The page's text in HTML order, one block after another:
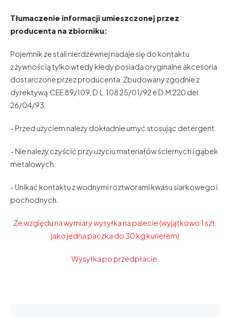
Tłumaczenie informacji umieszczonej przez
producenta na zbiorniku:
Pojemnik ze stali nierdzewnej nadaje się do kontaktu
z żywnością tylko wtedy kiedy posiada oryginalne akcesoria
dostarczone przez producenta. Zbudowany zgodnie z
dyrektywą CEE 89/109, D.L. 108 25/01/92 e D.M.220 del
26/04/93.
- Przed użyciem należy dokładnie umyć stosując detergent.
- Nie należy czyścić przy użyciu materiałów ściernych i gąbek
metalowych.
- Unikać kontaktu z wodnymi roztworami kwasu siarkowego i
pochodnych.
Ze względu na wymiary wysyłka na palecie (wyjątkowo 1 szt.
jako jedna paczka do 30 kg kurierem)
Wysyłka po przedpłacie.